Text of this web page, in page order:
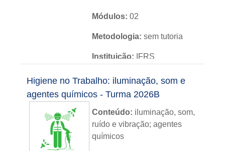
Módulos: 02
Metodologia: sem tutoria
Instituição: IFRS
Nível:básico
Idioma:português
Higiene no Trabalho: iluminação, som e
agentes químicos - Turma 2026B
Conteúdo: iluminação, som,
ruído e vibração; agentes
químicos